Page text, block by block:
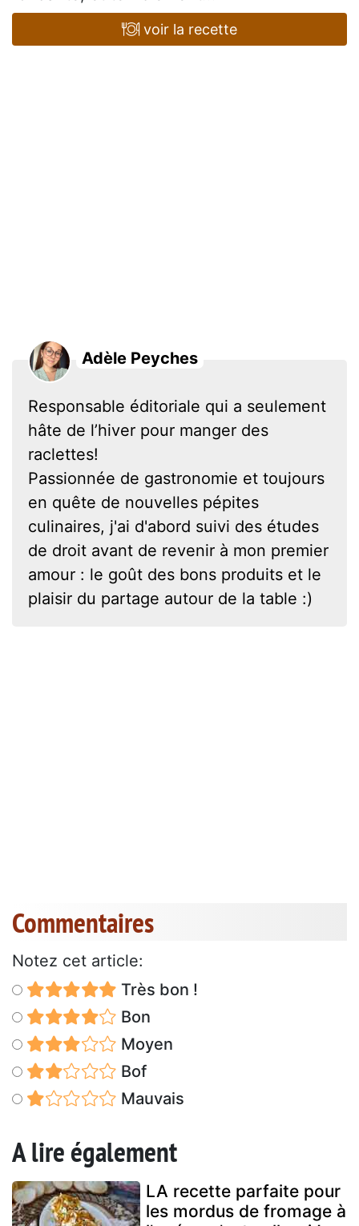
voir la recette
Adèle Peyches
Responsable éditoriale qui a seulement
hâte de l’hiver pour manger des
raclettes!
Passionnée de gastronomie et toujours
en quête de nouvelles pépites
culinaires, j'ai d'abord suivi des études
de droit avant de revenir à mon premier
amour : le goût des bons produits et le
plaisir du partage autour de la table :)
Commentaires
Notez cet article:
Très bon !
Bon
Moyen
Bof
Mauvais
A lire également
LA recette parfaite pour
les mordus de fromage à